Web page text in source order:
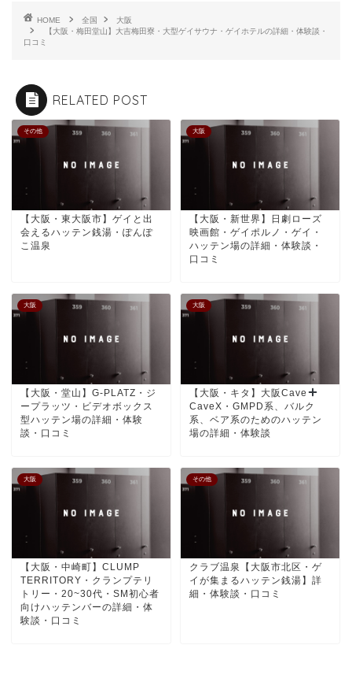
HOME 全国
大阪
【大阪・梅田堂山】大吉梅田寮・大型ゲイサウナ・ゲイホテルの詳細・体験談・
口コミ
RELATED POST
その他
【大阪・東大阪市】ゲイと出
会えるハッテン銭湯・ぽんぽ
こ温泉
大阪
【大阪・新世界】日劇ローズ
映画館・ゲイポルノ・ゲイ・
ハッテン場の詳細・体験談・
口コミ
大阪
【大阪・堂山】G-PLATZ・ジ
ープラッツ・ビデオボックス
型ハッテン場の詳細・体験
談・口コミ
大阪
【大阪・キタ】大阪Cave
CaveX・GMPD系、バルク
系、ベア系のためのハッテン
場の詳細・体験談
大阪
【大阪・中崎町】CLUMP
TERRITORY・クランプテリ
トリー・20~30代・SM初心者
向けハッテンバーの詳細・体
験談・口コミ
その他
クラブ温泉【大阪市北区・ゲ
イが集まるハッテン銭湯】詳
細・体験談・口コミ